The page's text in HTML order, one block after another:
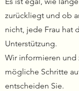
zurückliegt und ob
nicht, jede Frau hat
Unterstützung.
Wir informieren und
mögliche Schritte
entscheiden Sie.